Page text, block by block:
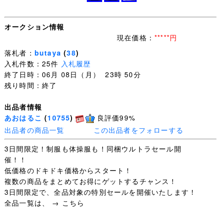
オークション情報
現在価格： *****円
落札者： butaya (38)
入札件数：25件 入札履歴
終了日時：06月 08日（月） 23時 50分
残り時間：終了
出品者情報
あおはるこ (10755)
良評価99%
出品者の商品一覧
この出品者をフォローする
3日間限定！制服も体操服も！同梱ウルトラセール開
催！！
低価格のドキドキ価格からスタート！
複数の商品をまとめてお得にゲットするチャンス！
3日間限定で、全品対象の特別セールを開催いたします！
全品一覧は、 → こちら